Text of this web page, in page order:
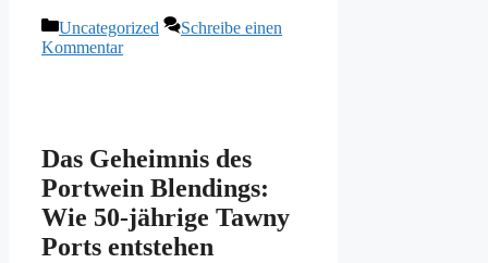
Kategorien
Uncategorized
Schreibe einen
Kommentar
Das Geheimnis des
Portwein Blendings:
Wie 50-jährige Tawny
Ports entstehen